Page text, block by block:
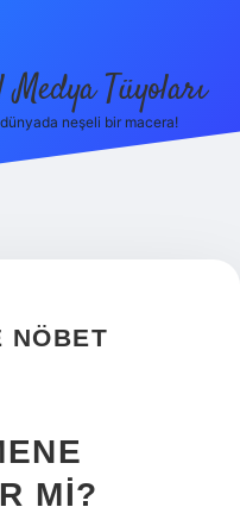
Medya Tüyoları
neşeli bir macera!
NÖBET
MI?